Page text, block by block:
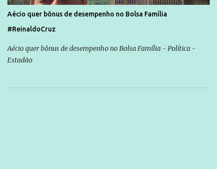
Aécio quer bônus de desempenho no Bolsa Família
#ReinaldoCruz
Aécio quer bônus de desempenho no Bolsa Família - Política -
Estadão